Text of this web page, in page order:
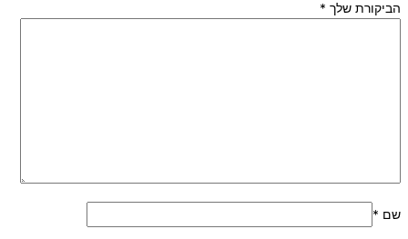
הביקורת שלך *
שם *